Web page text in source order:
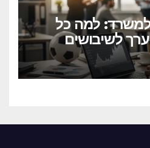
למשרד: למה כל
לשיבושים